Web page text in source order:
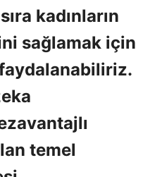
kadınların
sağlamak için
temel